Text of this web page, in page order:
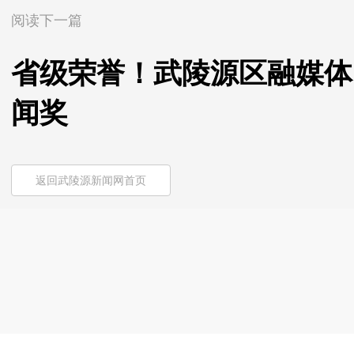
阅读下一篇
省级荣誉！武陵源区融媒
闻奖
返回武陵源新闻网首页